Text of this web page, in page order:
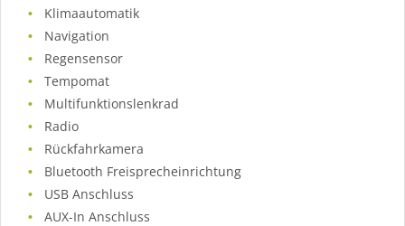
Klimaautomatik
Navigation
Regensensor
Tempomat
Multifunktionslenkrad
Radio
Rückfahrkamera
Bluetooth Freisprecheinrichtung
USB Anschluss
AUX-In Anschluss